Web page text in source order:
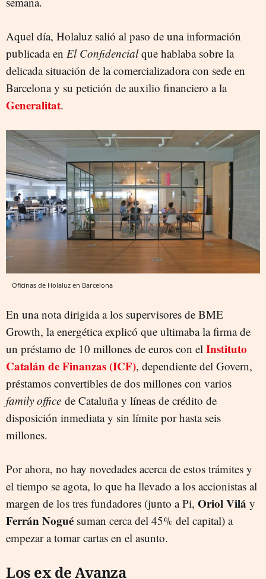
Aquel día, Holaluz salió al paso de una información
publicada en El Confidencialque hablaba sobre la
delicada situación de la comercializadora con sede en
Barcelona y su petición de auxilio financiero a la
Generalitat.
Oficinas de Holaluz en Barcelona
En una nota dirigida a los supervisores de BME
Growth, la energética explicó que ultimaba la firma de
un préstamo de 10 millones de euros con el Instituto
Catalán de Finanzas (ICF), dependiente del Govern,
préstamos convertibles de dos millones con varios
family office de Cataluña y líneas de crédito de
disposición inmediata y sin límite por hasta seis
millones.
Por ahora, no hay novedades acerca de estos trámites y
el tiempo se agota, lo que ha llevado a los accionistas al
margen de los tres fundadores (junto a Pi, Oriol Vilá y
Ferrán Nogué suman cerca del 45% del capital) a
empezar a tomar cartas en el asunto.
Los ex de Avanza